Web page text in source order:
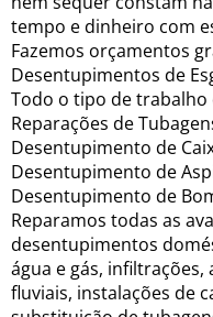
tempo e dinheiro com
Fazemos orçamentos
Desentupimentos de
Todo o tipo de trabalho
Reparações de
Desentupimento de
Desentupimento de
Desentupimento de
Reparamos todas as
desentupimentos
água e gás, infiltrações,
fluviais, instalações de